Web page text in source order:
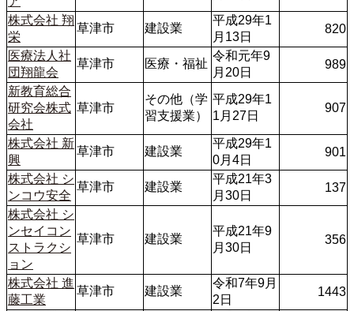
株式会社 翔
栄
草津市 建設業
平成29年1
月13日
820
医療法人社
団翔龍会
草津市 医療・福祉
令和元年9
月20日
989
新教育総合
研究会株式
会社
草津市
その他（学
習支援業）
平成29年1
1月27日
907
株式会社 新
興
草津市 建設業
平成29年1
0月4日
901
株式会社 シ
ンコウ安全
草津市 建設業
平成21年3
月30日
137
株式会社 シ
ンセイコン
ストラクシ
ョン
草津市 建設業
平成21年9
月30日
356
株式会社 進
藤工業
草津市 建設業
令和7年9月
2日
1443